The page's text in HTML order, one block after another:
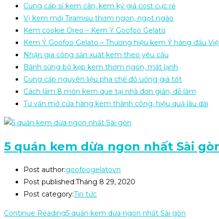
Cung cấp sỉ kem cân, kem ký giá cost cực rẻ
Vị kem mới Tiramisu thơm ngon, ngọt ngào
Kem cookie Oreo – Kem Ý Goofoo Gelato
Kem Ý Goofoo Gelato – Thương hiệu kem Ý hàng đầu
Nhận gia công sản xuất kem theo yêu cầu
Bánh sừng bò kẹp kem thơm ngon, mát lạnh
Cung cấp nguyên liệu pha chế đồ uống giá tốt
Cách làm 8 món kem que tại nhà đơn giản, dễ làm
Tư vấn mở cửa hàng kem thành công, hiệu quả lâu dài
5 quán kem dừa ngon nhất Sài
Post author:goofoogelatovn
Post published:Tháng 8 29, 2020
Post category:Tin tức
Continue Reading5 quán kem dừa ngon nhất Sài gòn